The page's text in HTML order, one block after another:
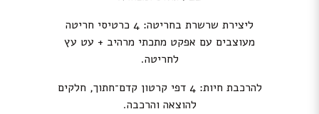
ליצירת שרשרת בחריטה: 4 כרטיסי חריטה
מעוצבים עם אפקט מתכתי מרהיב + עט עץ
לחריטה.
להרכבת חיות: 4 דפי קרטון קדם־חתוך, חלקים
להוצאה והרכבה.